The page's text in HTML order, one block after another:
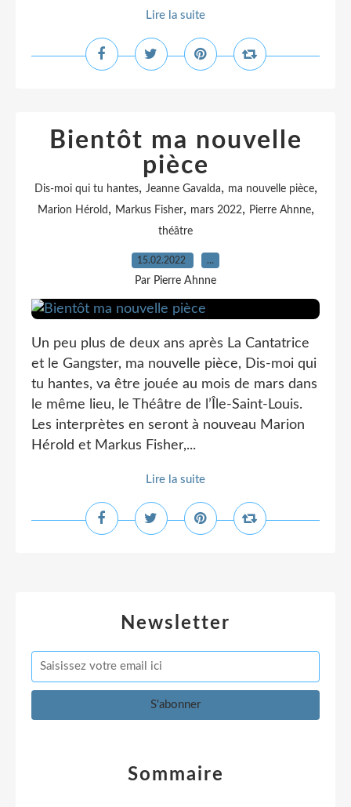
Lire la suite
Bientôt ma nouvelle
pièce
Dis-moi qui tu hantes, Jeanne Gavalda, ma nouvelle pièce,
Marion Hérold , Markus Fisher, mars 2022, Pierre Ahnne,
théâtre
15.02.2022 …
Par Pierre Ahnne
Un peu plus de deux ans après La Cantatrice
et le Gangster, ma nouvelle pièce, Dis-moi qui
tu hantes, va être jouée au mois de mars dans
le même lieu, le Théâtre de l’Île-Saint-Louis.
Les interprètes en seront à nouveau Marion
Hérold et Markus Fisher,...
Lire la suite
Newsletter
Sommaire